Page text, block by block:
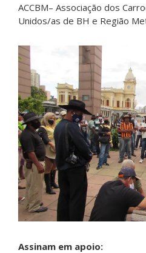
ACCBM– Associação dos
Unidos/as de BH e Região
Assinam em apoio: